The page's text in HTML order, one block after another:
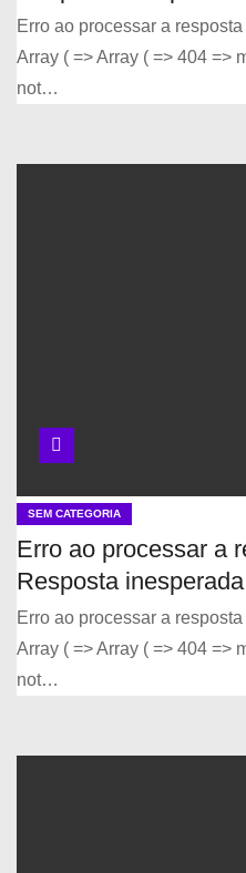
Erro ao processar a
Array ( => Array ( => 404 =>
not…
SEM CATEGORIA
Erro ao processar a
Resposta
Erro ao processar a
Array ( => Array ( => 404 =>
not…